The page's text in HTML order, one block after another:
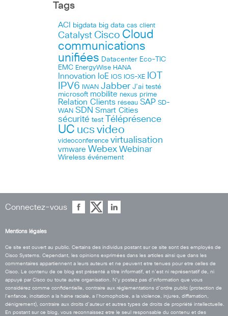
Tags
ACI bigdata big data cas client
Catalyst Cisco Cloud
communications
unifiées Datacenter Eco-TIC
EMC EnergyWise HANA
Innovation IoE IOS IOS-XE IOT
IPV6 IWAN Jabber J’ai testé
microsoft mobilite nexus prime
Relation Clients réseau SAP SD-
WAN SDN Smart Cities
sécurité test Téléprésence
UC ucs video
videoconference virtualisation
vmware Webex Webinar
Wireless événement
Connectez-vous
Mentions légales
Ce site est ouvert au public. Certains des individus postant sur ce site sont des employés de
Cisco Systems. Cependant, les opinions exprimées dans les articles ainsi que dans les
commentaires appartiennent a leurs auteurs et ne peuvent etre tenues pour etre celles de
Cisco. Le contenu de ce blog est présenté a titre informatif, et n’est ni représentatif de, ni
appuyé par Cisco ou toute autre organisation. N’y postez pas d’information que vous
considérez comme confidentielle, contraire aux réglementations d’ordre public (protection de
l’enfance, incitation a la haine raciale, a l’homophobie, a la violence, injures, diffamation,
dénigrement), contraire aux droits d’auteur et autres types de droits de propriété intellectuelle.
En postant sur ce blog, vous reconnaissez etre le seul responsable du contenu et des